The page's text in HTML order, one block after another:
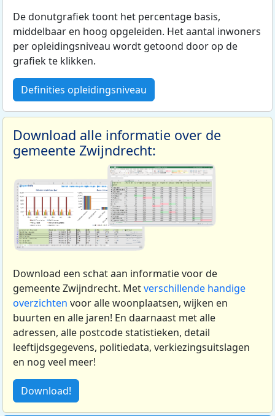
De donutgrafiek toont het percentage basis,
middelbaar en hoog opgeleiden. Het aantal inwoners
per opleidingsniveau wordt getoond door op de
grafiek te klikken.
Definities opleidingsniveau
Download alle informatie over de
gemeente Zwijndrecht:
Download een schat aan informatie voor de
gemeente Zwijndrecht. Metverschillende handige
overzichten voor alle woonplaatsen, wijken en
buurten en alle jaren! En daarnaast met alle
adressen, alle postcode statistieken, detail
leeftijdsgegevens, politiedata, verkiezingsuitslagen
en nog veel meer!
Download!